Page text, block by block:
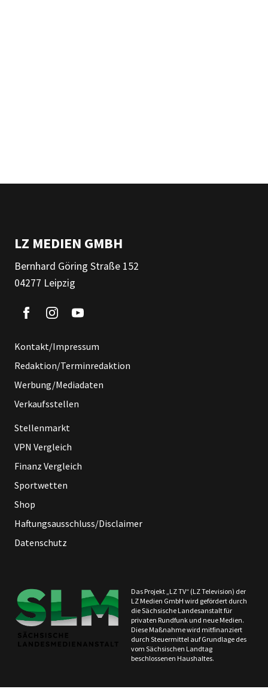
LZ MEDIEN GMBH
Bernhard Göring Straße 152
04277 Leipzig
Kontakt/Impressum
Redaktion/Terminredaktion
Werbung/Mediadaten
Verkaufsstellen
Stellenmarkt
VPN Vergleich
Finanz Vergleich
Sportwetten
Shop
Haftungsausschluss/Disclaimer
Datenschutz
Das Projekt „LZ TV“ (LZ Television) der
LZ Medien GmbH wird gefördert durch
die Sächsische Landesanstalt für
privaten Rundfunk und neue Medien.
Diese Maßnahme wird mitfinanziert
durch Steuermittel auf Grundlage des
vom Sächsischen Landtag
beschlossenen Haushaltes.